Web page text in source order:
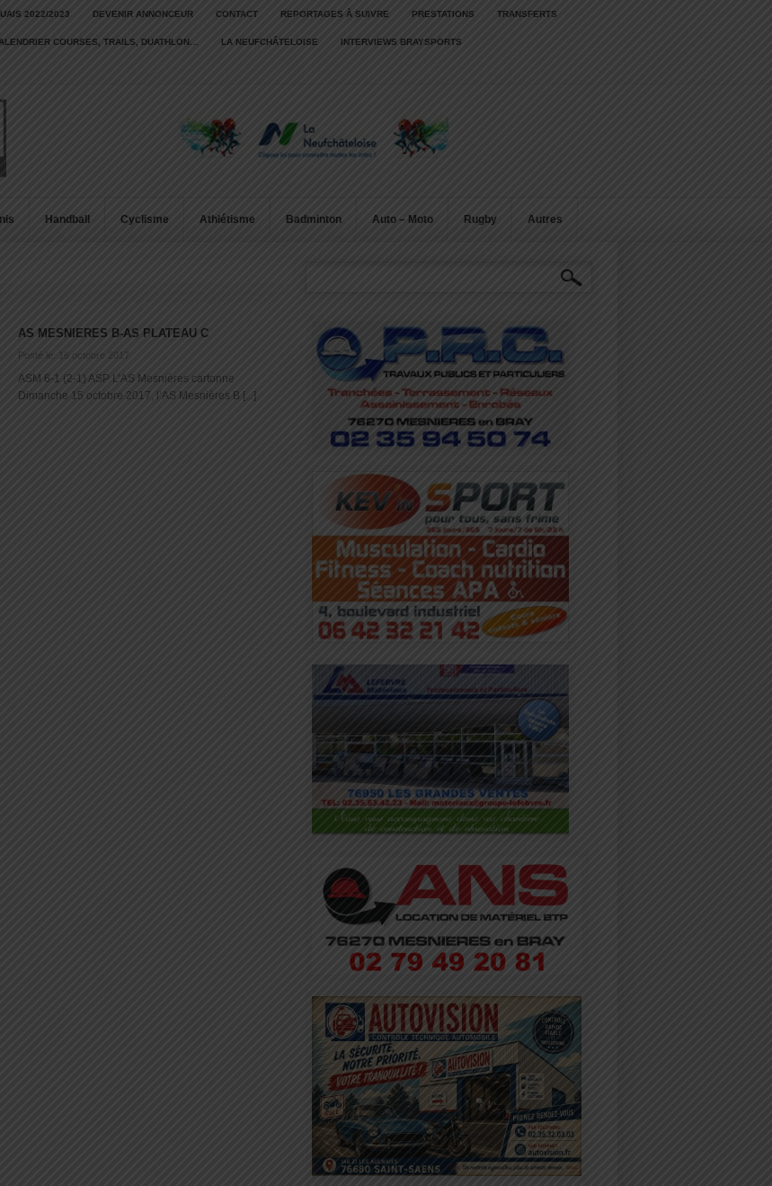
2022/2023 DEVENIR ANNONCEUR CONTACT REPORTAGES À SUIVRE PRESTATIONS TRANSFERTS
COURSES, TRAILS, DUATHLON… LA NEUFCHÂTELOISE INTERVIEWS BRAYSPORTS
Handball Cyclisme Athlétisme Badminton Auto – Moto Rugby Autres
AS MESNIERES B-AS PLATEAU C
Posté le: 16 octobre 2017
ASM 6-1 (2-1) ASP L’AS Mesnières cartonne
Dimanche 15 octobre 2017, l’AS Mesnières B [...]